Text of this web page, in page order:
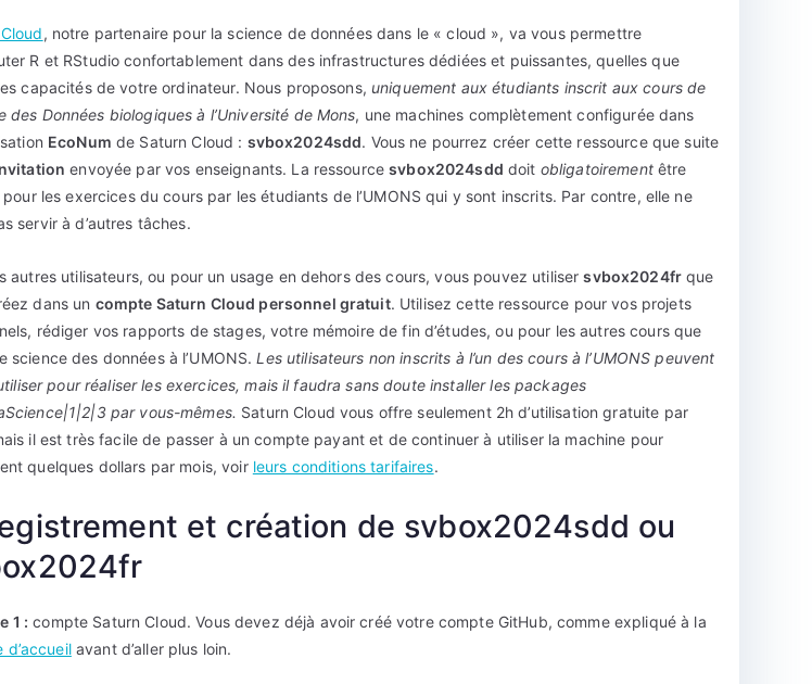
, notre partenaire pour la science de données dans le « cloud », va vous permettre
R et RStudio confortablement dans des infrastructures dédiées et puissantes, quelles que
capacités de votre ordinateur. Nous proposons, uniquement aux étudiants inscrit aux cours de
des Données biologiques à l’Université de Mons, une machines complètement configurée dans
EcoNum de Saturn Cloud : svbox2024sdd. Vous ne pourrez créer cette ressource que suite
envoyée par vos enseignants. La ressourcesvbox2024sdd doit obligatoirementêtre
pour les exercices du cours par les étudiants de l’UMONS qui y sont inscrits. Par contre, elle ne
servir à d’autres tâches.
autres utilisateurs, ou pour un usage en dehors des cours, vous pouvez utilisersvbox2024frque
dans un compte Saturn Cloud personnel gratuit. Utilisez cette ressource pour vos projets
rédiger vos rapports de stages, votre mémoire de fin d’études, ou pour les autres cours que
science des données à l’UMONS.Les utilisateurs non inscrits à l’un des cours à l’UMONS peuvent
pour réaliser les exercices, mais il faudra sans doute installer les packages
par vous-mêmes. Saturn Cloud vous offre seulement 2h d’utilisation gratuite par
il est très facile de passer à un compte payant et de continuer à utiliser la machine pour
quelques dollars par mois, voir leurs conditions tarifaires.
et création de svbox2024sdd ou
1 : compte Saturn Cloud. Vous devez déjà avoir créé votre compte GitHub, comme expliqué à la
d’accueilavant d’aller plus loin.